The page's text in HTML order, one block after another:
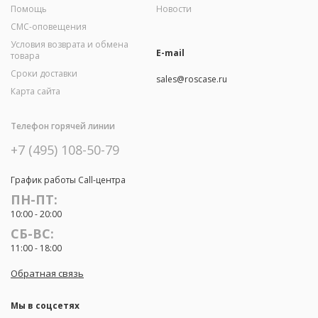
Помощь
СМС-оповещения
Условия возврата и обмена
товара
Сроки доставки
Карта сайта
Новости
E-mail
sales@roscase.ru
Телефон горячей линии
+7 (495) 108-50-79
График работы Call-центра
ПН-ПТ:
10:00 - 20:00
СБ-ВС:
11:00 - 18:00
Обратная связь
Мы в соцсетях